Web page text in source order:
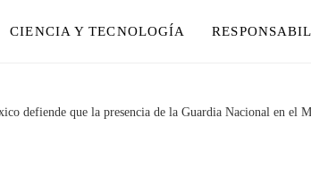
CIENCIA Y TECNOLOGÍA
defiende que la presencia de la Guardia Nacional en el